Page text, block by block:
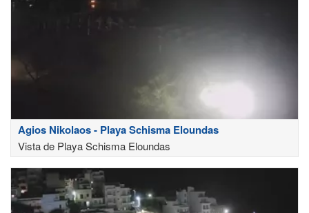
Agios Nikolaos - Playa Schisma Eloundas
Vista de Playa Schisma Eloundas